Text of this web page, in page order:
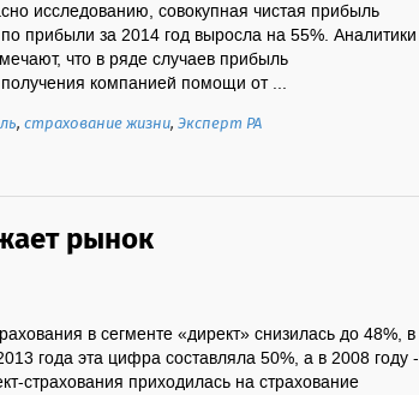
исследованию, совокупная чистая прибыль
прибыли за 2014 год выросла на 55%. Аналитики
что в ряде случаев прибыль
компанией помощи от ...
,страхование жизни,Эксперт РА
рынок
в сегменте «директ» снизилась до 48%, в
года эта цифра составляла 50%, а в 2008 году -
страхования приходилась на страхование